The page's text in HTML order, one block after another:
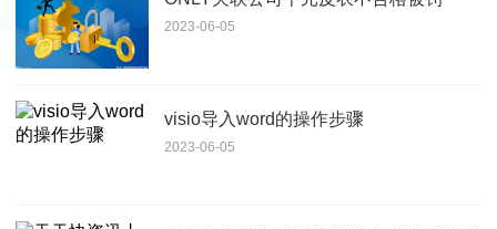
2023-06-05
visio导入word的操作步骤
2023-06-05